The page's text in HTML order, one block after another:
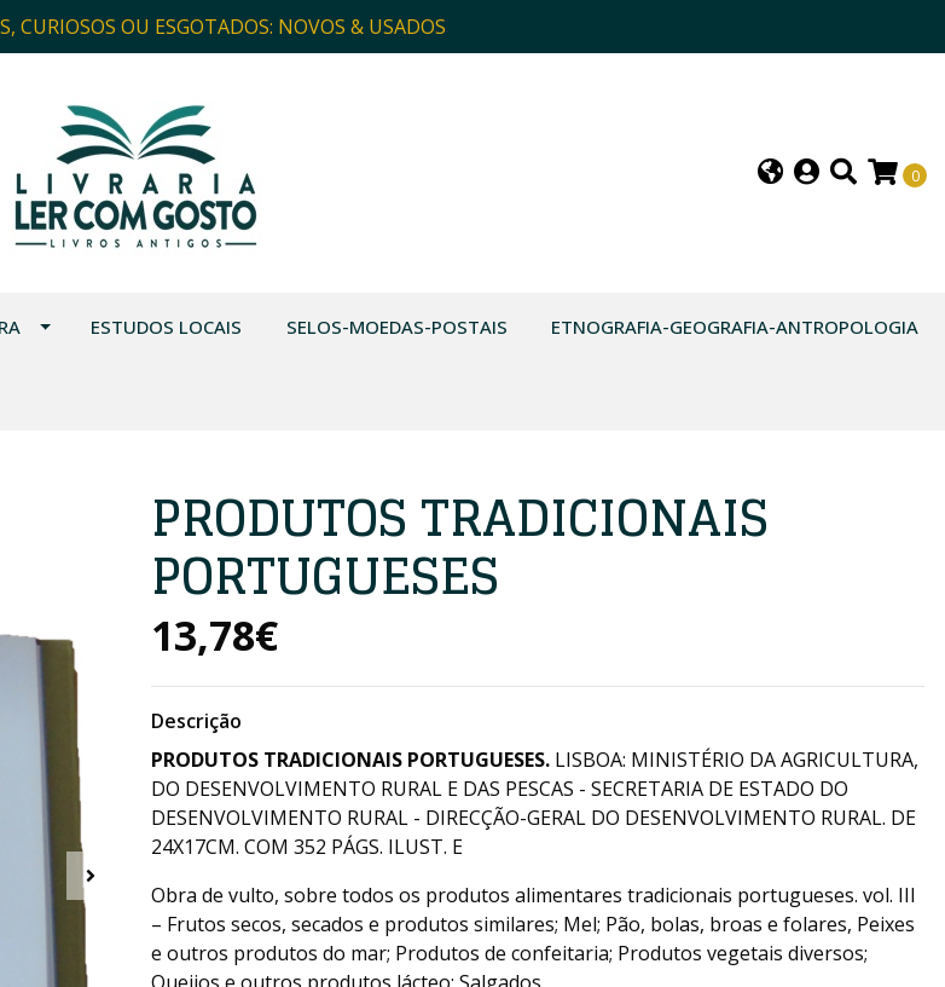
CURIOSOS OU ESGOTADOS: NOVOS & USADOS
0
ESTUDOS LOCAIS SELOS-MOEDAS-POSTAIS ETNOGRAFIA-GEOGRAFIA-ANTROPOLOGIA
PRODUTOS TRADICIONAIS
PORTUGUESES
13,78€
Descrição
PRODUTOS TRADICIONAIS PORTUGUESES. LISBOA: MINISTÉRIO DA AGRICULTURA,
DO DESENVOLVIMENTO RURAL E DAS PESCAS - SECRETARIA DE ESTADO DO
DESENVOLVIMENTO RURAL - DIRECÇÃO-GERAL DO DESENVOLVIMENTO RURAL. DE
24X17CM. COM 352 PÁGS. ILUST. E
Obra de vulto, sobre todos os produtos alimentares tradicionais portugueses. vol. III
– Frutos secos, secados e produtos similares; Mel; Pão, bolas, broas e folares, Peixes
e outros produtos do mar; Produtos de confeitaria; Produtos vegetais diversos;